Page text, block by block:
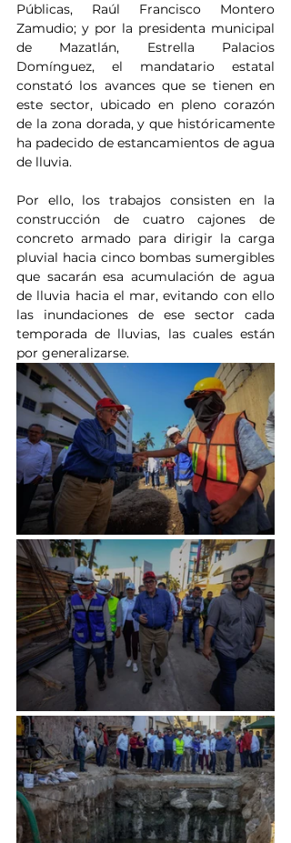
Públicas, Raúl Francisco Montero
Zamudio; y por la presidenta municipal
de Mazatlán, Estrella Palacios
Domínguez, el mandatario estatal
constató los avances que se tienen en
este sector, ubicado en pleno corazón
de la zona dorada, y que históricamente
ha padecido de estancamientos de agua
de lluvia.
Por ello, los trabajos consisten en la
construcción de cuatro cajones de
concreto armado para dirigir la carga
pluvial hacia cinco bombas sumergibles
que sacarán esa acumulación de agua
de lluvia hacia el mar, evitando con ello
las inundaciones de ese sector cada
temporada de lluvias, las cuales están
por generalizarse.